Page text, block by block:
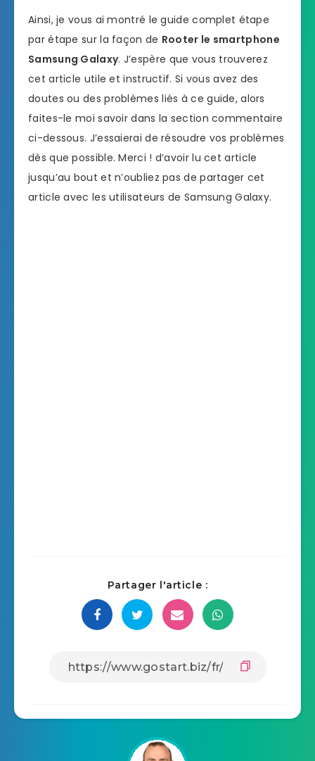
Ainsi, je vous ai montré le guide complet étape
par étape sur la façon de Rooter le smartphone
Samsung Galaxy. J’espère que vous trouverez
cet article utile et instructif. Si vous avez des
doutes ou des problèmes liés à ce guide, alors
faites-le moi savoir dans la section commentaire
ci-dessous. J’essaierai de résoudre vos problèmes
dès que possible. Merci ! d’avoir lu cet article
jusqu’au bout et n’oubliez pas de partager cet
article avec les utilisateurs de Samsung Galaxy.
Partager l'article :